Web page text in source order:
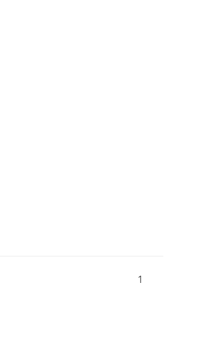
1